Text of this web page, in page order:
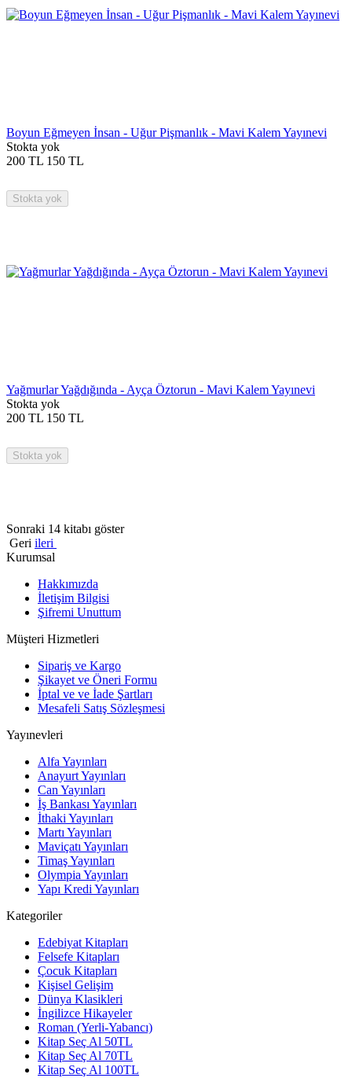
Boyun Eğmeyen İnsan - Uğur Pişmanlık - Mavi Kalem Yayınevi
Stokta yok
200 TL 150 TL
Stokta yok
Yağmurlar Yağdığında - Ayça Öztorun - Mavi Kalem Yayınevi
Stokta yok
200 TL 150 TL
Stokta yok
Sonraki 14 kitabı göster
Geri ileri
Kurumsal
Hakkımızda
İletişim Bilgisi
Şifremi Unuttum
Müşteri Hizmetleri
Sipariş ve Kargo
Şikayet ve Öneri Formu
İptal ve ve İade Şartları
Mesafeli Satış Sözleşmesi
Yayınevleri
Alfa Yayınları
Anayurt Yayınları
Can Yayınları
İş Bankası Yayınları
İthaki Yayınları
Martı Yayınları
Maviçatı Yayınları
Timaş Yayınları
Olympia Yayınları
Yapı Kredi Yayınları
Kategoriler
Edebiyat Kitapları
Felsefe Kitapları
Çocuk Kitapları
Kişisel Gelişim
Dünya Klasikleri
İngilizce Hikayeler
Roman (Yerli-Yabancı)
Kitap Seç Al 50TL
Kitap Seç Al 70TL
Kitap Seç Al 100TL